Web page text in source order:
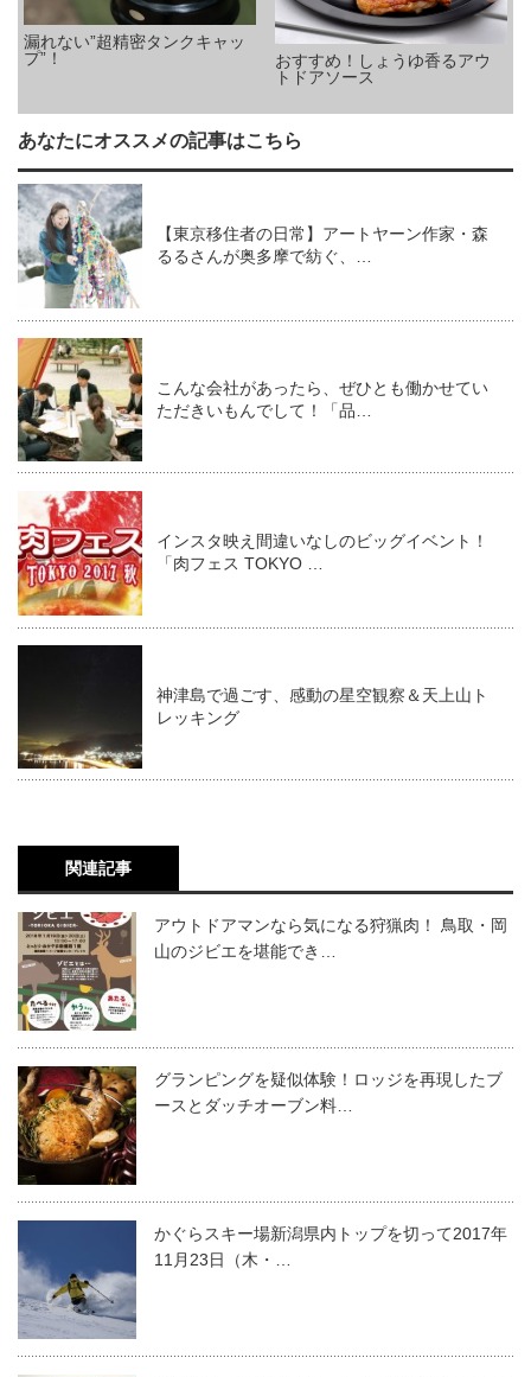
漏れない”超精密タンクキャッ
プ”！
おすすめ！しょうゆ香るアウ
トドアソース
あなたにオススメの記事はこちら
【東京移住者の日常】アートヤーン作家・森
るるさんが奥多摩で紡ぐ、…
こんな会社があったら、ぜひとも働かせてい
ただきいもんでして！「品…
インスタ映え間違いなしのビッグイベント！
「肉フェス TOKYO …
神津島で過ごす、感動の星空観察＆天上山ト
レッキング
関連記事
アウトドアマンなら気になる狩猟肉！ 鳥取・岡
山のジビエを堪能でき…
グランピングを疑似体験！ロッジを再現したブ
ースとダッチオーブン料…
かぐらスキー場新潟県内トップを切って2017年
11月23日（木・…